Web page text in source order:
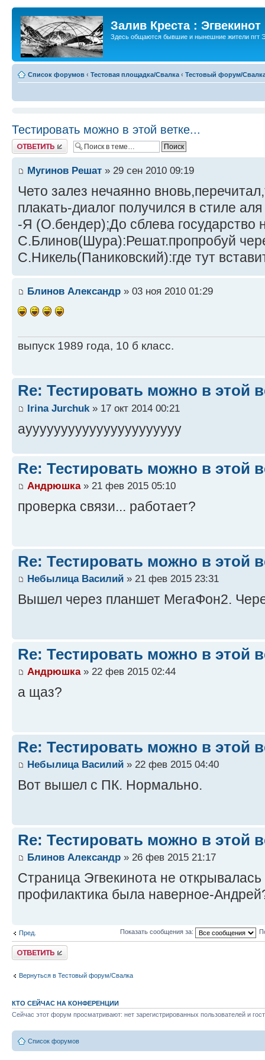
Залив Креста : Эгвекинот
Здесь общаются бывшие и нынешние жители пгт
Список форумов ‹ Тестовая площадка/Свалка ‹ Тестовый форум/
Тестировать можно в этой ветке...
Ответить
Мугинов Решат » 29 сен 2010 09:19
Чето залез нечаянно
плакать-диалог получился в стиле
-Я (О.бендер);До сблева государство
С.Блинов(Шура):Решат.пропробуй
С.Никель(Паниковский):где тут
Блинов Александр » 03 ноя 2010 01:29
выпуск 1989 года, 10 б класс.
Re: Тестировать можно в этой
Irina Jurchuk » 17 окт 2014 00:21
ауууууууууууууууууууууу
Re: Тестировать можно в этой
Андрюшка» 21 фев 2015 05:10
проверка связи... работает?
Re: Тестировать можно в этой
Небылица Василий » 21 фев 2015 23:31
Вышел через планшет МегаФон2.
Re: Тестировать можно в этой
Андрюшка» 22 фев 2015 02:44
а щаз?
Re: Тестировать можно в этой
Небылица Василий » 22 фев 2015 04:40
Вот вышел с ПК. Нормально.
Re: Тестировать можно в этой
Блинов Александр » 26 фев 2015 21:17
Страница Эгвекинота не открывалась
профилактика была наверное-
Пред. Показать сообщения за:
Ответить
Вернуться в Тестовый форум/Свалка
КТО СЕЙЧАС НА КОНФЕРЕНЦИИ
Сейчас этот форум просматривают: нет зарегистрированных пользователей и
Список форумов